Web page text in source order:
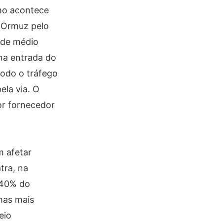
acontece
pelo
médio
entrada do
o tráfego
via. O
fornecedor
afetar
na
do
mais